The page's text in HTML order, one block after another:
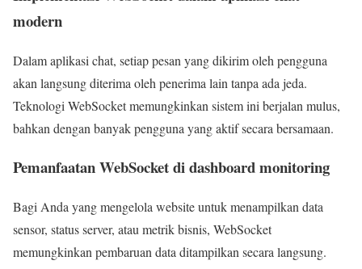
modern
Dalam aplikasi chat, setiap pesan yang dikirim oleh pengguna
akan langsung diterima oleh penerima lain tanpa ada jeda.
Teknologi WebSocket memungkinkan sistem ini berjalan mulus,
bahkan dengan banyak pengguna yang aktif secara bersamaan.
Pemanfaatan WebSocket di dashboard monitoring
Bagi Anda yang mengelola website untuk menampilkan data
sensor, status server, atau metrik bisnis, WebSocket
memungkinkan pembaruan data ditampilkan secara langsung.